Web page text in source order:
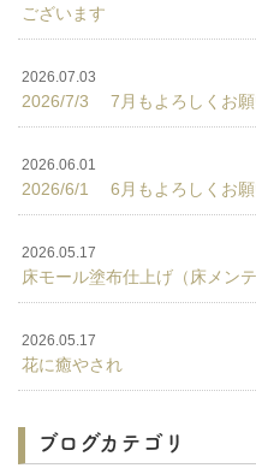
ございます
2026.07.03
2026/7/3 7月もよろしくお願
2026.06.01
2026/6/1 6月もよろしくお願
2026.05.17
床モール塗布仕上げ（床メンテ
2026.05.17
花に癒やされ
ブログカテゴリ